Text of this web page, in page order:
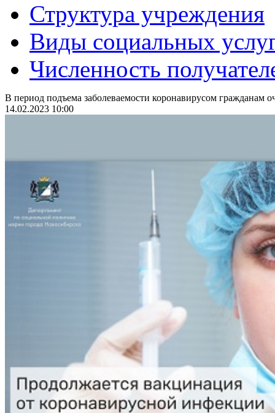
Структура учреждения
Виды социальных
Численность
В период подъема заболеваемости коронавирусом гражданам
14.02.2023 10:00